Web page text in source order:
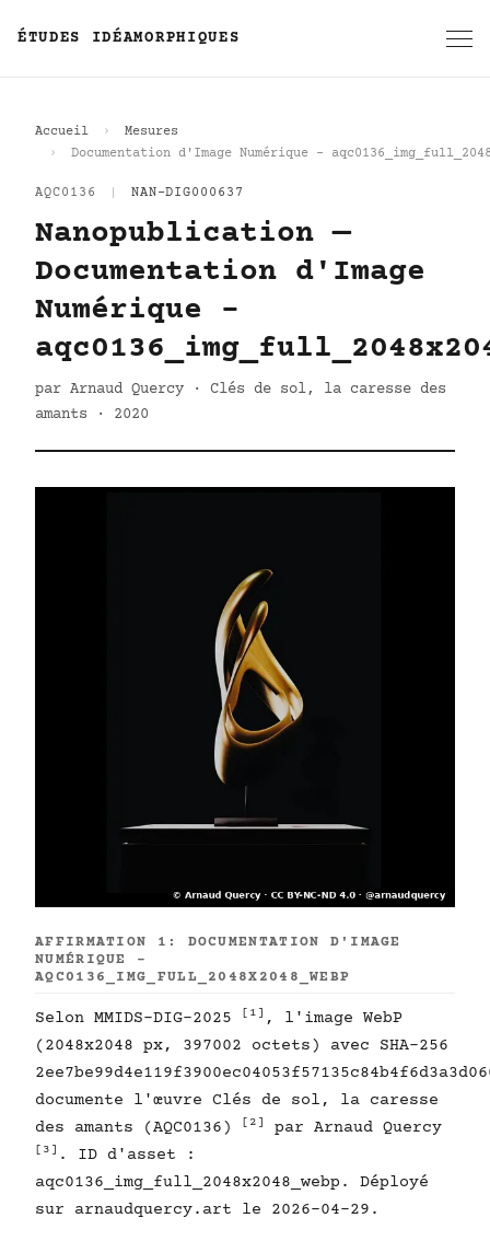
ÉTUDES IDÉAMORPHIQUES
Accueil
Mesures
Documentation d'Image Numérique -
AQC0136 NAN-DIG000637
Nanopublication —
Documentation d'Image
Numérique -
par Arnaud Quercy · Clés de sol, la caresse des
amants · 2020
AFFIRMATION 1: DOCUMENTATION D'IMAGE
NUMÉRIQUE -
AQC0136_IMG_FULL_2048X2048_WEBP
Selon MMIDS-DIG-2025 [1] , l'image WebP
(2048x2048 px, 397002 octets) avec SHA-256
documente l'œuvre Clés de sol, la caresse
des amants (AQC0136)
[2] par Arnaud Quercy
[3] . ID d'asset :
aqc0136_img_full_2048x2048_webp. Déployé
sur arnaudquercy.art le 2026-04-29.